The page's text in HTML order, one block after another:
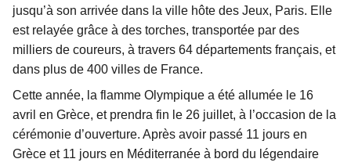
jusqu’à son arrivée dans la ville hôte des Jeux, Paris. Elle
est relayée grâce à des torches, transportée par des
milliers de coureurs, à travers 64 départements français, et
dans plus de 400 villes de France.
Cette année, la flamme Olympique a été allumée le 16
avril en Grèce, et prendra fin le 26 juillet, à l’occasion de la
cérémonie d’ouverture. Après avoir passé 11 jours en
Grèce et 11 jours en Méditerranée à bord du légendaire